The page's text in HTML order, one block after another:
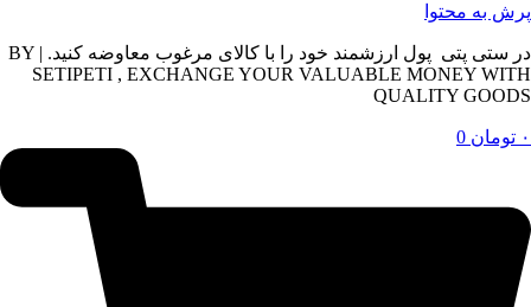
پرش به محتوا
در ستی پتی پول ارزشمند خود را با کالای مرغوب معاوضه کنید. | BY
SETIPETI , EXCHANGE YOUR VALUABLE MONEY WITH
QUALITY GOODS
۰ تومان 0